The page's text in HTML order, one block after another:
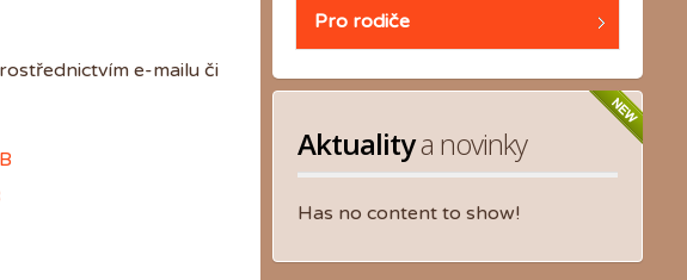
e-mailu či
Pro rodiče
Aktuality a novinky
Has no content to show!